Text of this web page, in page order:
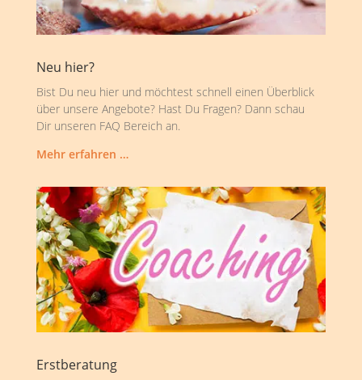
Neu hier?
Bist Du neu hier und möchtest schnell einen Überblick
über unsere Angebote? Hast Du Fragen? Dann schau
Dir unseren FAQ Bereich an.
Mehr erfahren …
Erstberatung